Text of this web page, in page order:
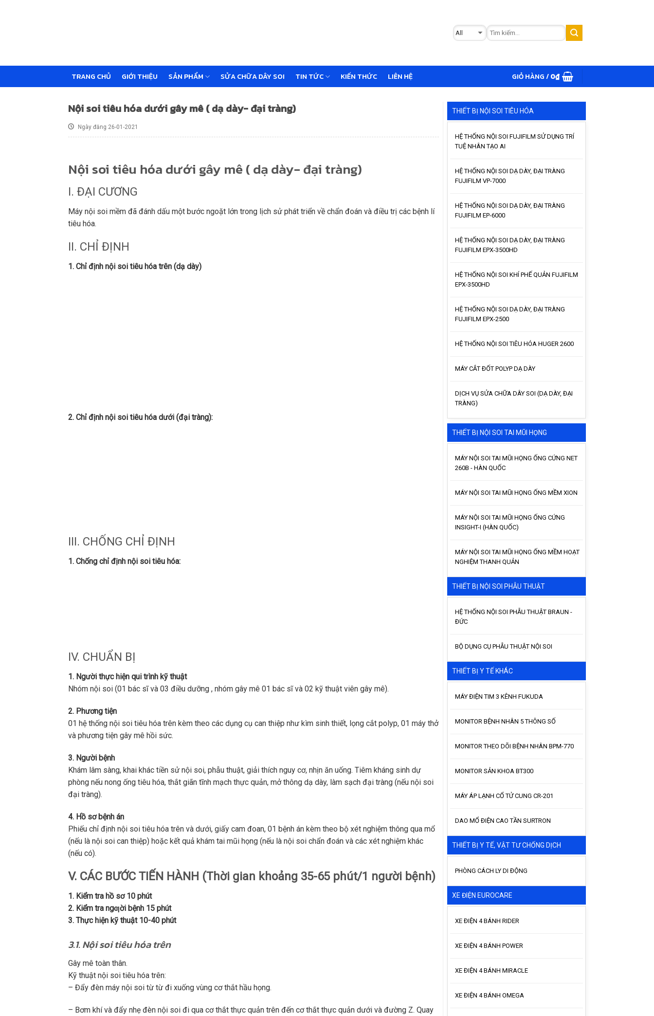
TRANG CHỦ GIỚI THIỆU SẢN PHẨM SỬA CHỮA DÂY SOI TIN TỨC KIẾN THỨC LIÊN HỆ GIỎ HÀNG /0₫
Nội soi tiêu hóa dưới gây mê ( dạ dày- đại tràng)
Ngày đăng 26-01-2021
Nội soi tiêu hóa dưới gây mê ( dạ dày- đại tràng)
I. ĐẠI CƯƠNG
Máy nội soi mềm đã đánh dấu một bước ngoặt lớn trong lịch sử phát triển về chẩn đoán và điều trị các bệnh lí
tiêu hóa.
II. CHỈ ĐỊNH
1. Chỉ định nội soi tiêu hóa trên (dạ dày)
2. Chỉ định nội soi tiêu hóa dưới (đại tràng):
III. CHỐNG CHỈ ĐỊNH
1. Chống chỉ định nội soi tiêu hóa:
IV. CHUẨN BỊ
1. Người thực hiện qui trình kỹ thuật
Nhóm nội soi (01 bác sĩ và 03 điều dưỡng , nhóm gây mê 01 bác sĩ và 02 kỹ thuật viên gây mê).
2. Phương tiện
01 hệ thống nội soi tiêu hóa trên kèm theo các dụng cụ can thiệp như kìm sinh thiết, lọng cắt polyp, 01 máy thở
và phương tiện gây mê hồi sức.
3. Người bệnh
Khám lâm sàng, khai khác tiền sử nội soi, phẫu thuật, giải thích nguy cơ, nhịn ăn uống. Tiêm kháng sinh dự
phòng nếu nong ống tiêu hóa, thắt giãn tĩnh mạch thực quản, mở thông dạ dày, làm sạch đại tràng (nếu nội soi
đại tràng).
4. Hồ sơ bệnh án
Phiếu chỉ định nội soi tiêu hóa trên và dưới, giấy cam đoan, 01 bệnh án kèm theo bộ xét nghiệm thông qua mổ
(nếu là nội soi can thiệp) hoặc kết quả khám tai mũi họng (nếu là nội soi chẩn đoán và các xét nghiệm khác
(nếu có).
V. CÁC BƯỚC TIẾN HÀNH (Thời gian khoảng 35-65 phút/1 người bệnh)
1. Kiểm tra hồ sơ 10 phút
2. Kiểm tra ngƣời bệnh 15 phút
3. Thực hiện kỹ thuật 10-40 phút
3.1. Nội soi tiêu hóa trên
Gây mê toàn thân.
Kỹ thuật nội soi tiêu hóa trên:
– Đẩy đèn máy nội soi từ từ đi xuống vùng cơ thắt hầu họng.
– Bơm khí và đẩy nhẹ đèn nội soi đi qua cơ thắt thực quản trên đến cơ thắt thực quản dưới và đường Z. Quay
THIẾT BỊ NỘI SOI TIÊU HÓA
HỆ THỐNG NỘI SOI FUJIFILM SỬ DỤNG TRÍ
TUỆ NHÂN TẠO AI
HỆ THỐNG NỘI SOI DẠ DÀY, ĐẠI TRÀNG
FUJIFILM VP-7000
HỆ THỐNG NỘI SOI DẠ DÀY, ĐẠI TRÀNG
FUJIFILM EP-6000
HỆ THỐNG NỘI SOI DẠ DÀY, ĐẠI TRÀNG
FUJIFILM EPX-3500HD
HỆ THỐNG NỘI SOI KHÍ PHẾ QUẢN FUJIFILM
EPX-3500HD
HỆ THỐNG NỘI SOI DẠ DÀY, ĐẠI TRÀNG
FUJIFILM EPX-2500
HỆ THỐNG NỘI SOI TIÊU HÓA HUGER 2600
MÁY CẮT ĐỐT POLYP DẠ DÀY
DỊCH VỤ SỬA CHỮA DÂY SOI (DẠ DÀY, ĐẠI
TRÀNG)
THIẾT BỊ NỘI SOI TAI MŨI HỌNG
MÁY NỘI SOI TAI MŨI HỌNG ỐNG CỨNG NET
260B - HÀN QUỐC
MÁY NỘI SOI TAI MŨI HỌNG ỐNG MỀM XION
MÁY NỘI SOI TAI MŨI HỌNG ỐNG CỨNG
INSIGHT-I (HÀN QUỐC)
MÁY NỘI SOI TAI MŨI HỌNG ỐNG MỀM HOẠT
NGHIỆM THANH QUẢN
THIẾT BỊ NỘI SOI PHẪU THUẬT
HỆ THỐNG NỘI SOI PHẪU THUẬT BRAUN -
ĐỨC
BỘ DỤNG CỤ PHẪU THUẬT NỘI SOI
THIẾT BỊ Y TẾ KHÁC
MÁY ĐIỆN TIM 3 KÊNH FUKUDA
MONITOR BỆNH NHÂN 5 THÔNG SỐ
MONITOR THEO DÕI BỆNH NHÂN BPM-770
MONITOR SẢN KHOA BT300
MÁY ÁP LẠNH CỔ TỬ CUNG CR-201
DAO MỔ ĐIỆN CAO TẦN SURTRON
THIẾT BỊ Y TẾ, VẬT TƯ CHỐNG DỊCH
PHÒNG CÁCH LY DI ĐỘNG
XE ĐIỆN EUROCARE
XE ĐIỆN 4 BÁNH RIDER
XE ĐIỆN 4 BÁNH POWER
XE ĐIỆN 4 BÁNH MIRACLE
XE ĐIỆN 4 BÁNH OMEGA